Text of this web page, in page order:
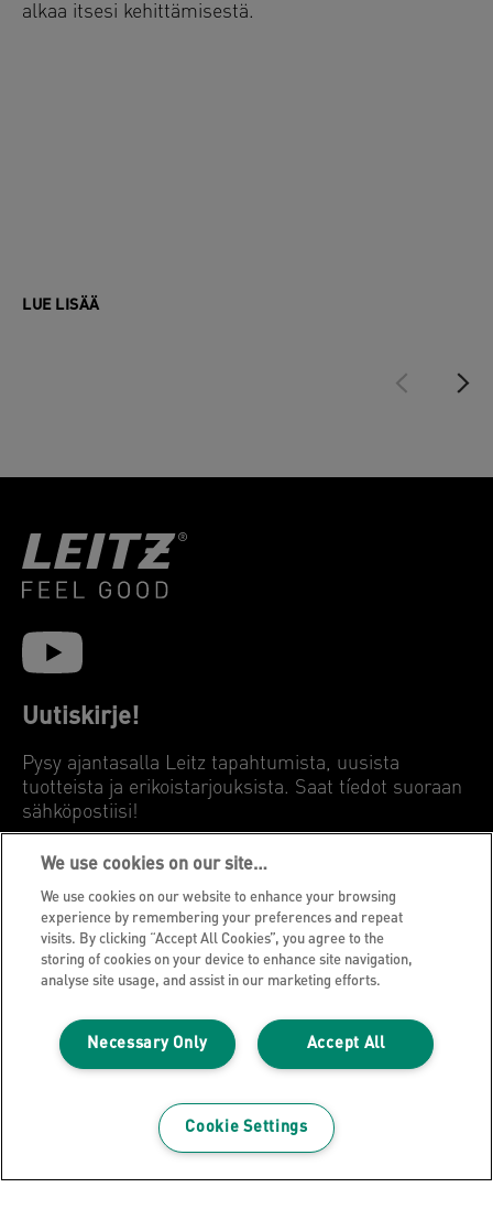
alkaa itsesi kehittämisestä.
LUE LISÄÄ
Uutiskirje!
Pysy ajantasalla Leitz tapahtumista, uusista
tuotteista ja erikoistarjouksista. Saat tíedot suoraan
sähköpostiisi!
REKISTERÖIDY NYT
Tietosuojailmoitus
Evästeet
Jälki
Leitz EasyPrint
We use cookies on our site…
We use cookies on our website to enhance your browsing
experience by remembering your preferences and repeat
visits. By clicking “Accept All Cookies”, you agree to the
storing of cookies on your device to enhance site navigation,
analyse site usage, and assist in our marketing efforts.
Accept All
Necessary Only
Cookie Settings